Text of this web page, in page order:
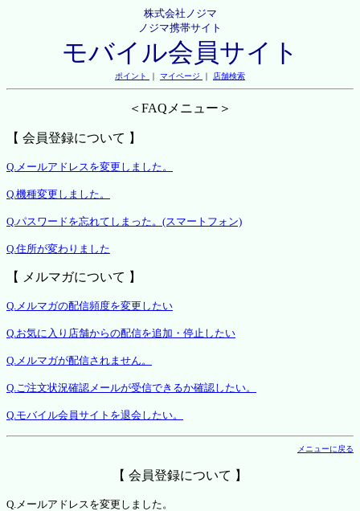
株式会社ノジマ
ノジマ携帯サイト
モバイル会員サイト
ポイント ｜ マイページ ｜ 店舗検索
＜FAQメニュー＞
【 会員登録について 】
Q.メールアドレスを変更しました。
Q.機種変更しました。
Q.パスワードを忘れてしまった。(スマートフォン)
Q.住所が変わりました
【 メルマガについて 】
Q.メルマガの配信頻度を変更したい
Q.お気に入り店舗からの配信を追加・停止したい
Q.メルマガが配信されません。
Q.ご注文状況確認メールが受信できるか確認したい。
Q.モバイル会員サイトを退会したい。
メニューに戻る
【 会員登録について 】
Q.メールアドレスを変更しました。